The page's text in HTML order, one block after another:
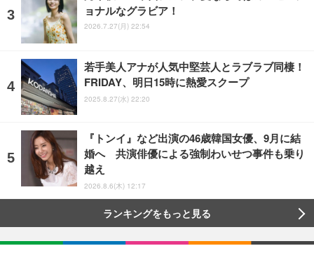
ョナルなグラビア！
2026.7.27(月) 22:54
若手美人アナが人気中堅芸人とラブラブ同棲！
FRIDAY、明日15時に熱愛スクープ
2025.8.27(水) 22:20
『トンイ』など出演の46歳韓国女優、9月に結
婚へ 共演俳優による強制わいせつ事件も乗り
越え
2026.8.6(木) 12:17
ランキングをもっと見る